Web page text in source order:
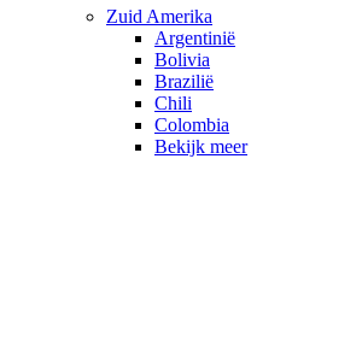
Zuid Amerika
Argentinië
Bolivia
Brazilië
Chili
Colombia
Bekijk meer